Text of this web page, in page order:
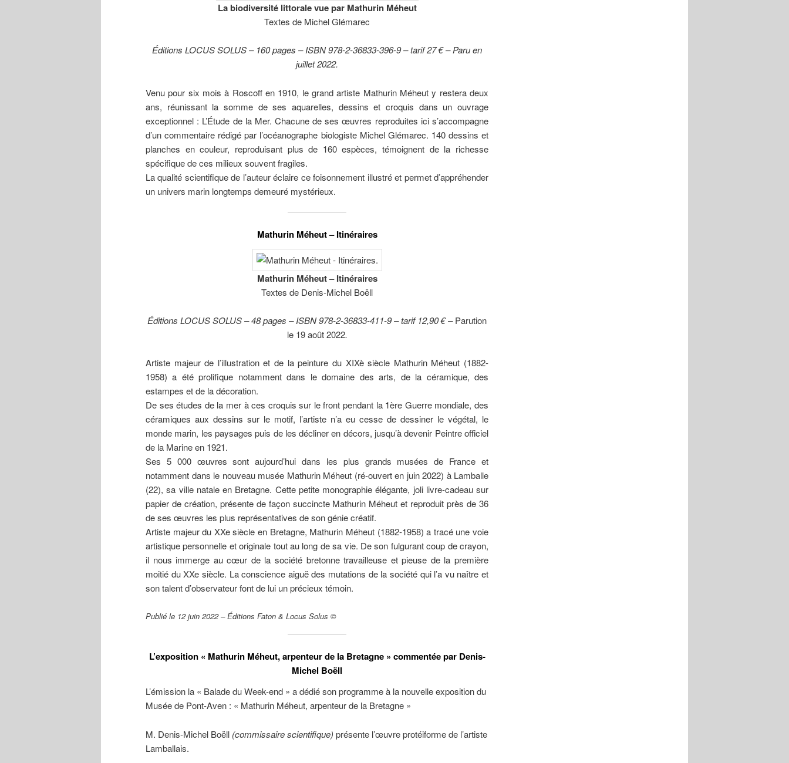
La biodiversité littorale vue par Mathurin Méheut
Textes de Michel Glémarec
Éditions LOCUS SOLUS – 160 pages – ISBN 978-2-36833-396-9 – tarif 27 € – Paru en
juillet 2022.
Venu pour six mois à Roscoff en 1910, le grand artiste Mathurin Méheut y restera deux
ans, réunissant la somme de ses aquarelles, dessins et croquis dans un ouvrage
exceptionnel : L’Étude de la Mer. Chacune de ses œuvres reproduites ici s’accompagne
d’un commentaire rédigé par l’océanographe biologiste Michel Glémarec. 140 dessins et
planches en couleur, reproduisant plus de 160 espèces, témoignent de la richesse
spécifique de ces milieux souvent fragiles.
La qualité scientifique de l’auteur éclaire ce foisonnement illustré et permet d’appréhender
un univers marin longtemps demeuré mystérieux.
Mathurin Méheut – Itinéraires
Mathurin Méheut – Itinéraires
Textes de Denis-Michel Boëll
Éditions LOCUS SOLUS – 48 pages – ISBN 978-2-36833-411-9 – tarif 12,90 € –Parution
le 19 août 2022.
Artiste majeur de l’illustration et de la peinture du XIXè siècle Mathurin Méheut (1882-
1958) a été prolifique notamment dans le domaine des arts, de la céramique, des
estampes et de la décoration.
De ses études de la mer à ces croquis sur le front pendant la 1ère Guerre mondiale, des
céramiques aux dessins sur le motif, l’artiste n’a eu cesse de dessiner le végétal, le
monde marin, les paysages puis de les décliner en décors, jusqu’à devenir Peintre officiel
de la Marine en 1921.
Ses 5 000 œuvres sont aujourd’hui dans les plus grands musées de France et
notamment dans le nouveau musée Mathurin Méheut (ré-ouvert en juin 2022) à Lamballe
(22), sa ville natale en Bretagne. Cette petite monographie élégante, joli livre-cadeau sur
papier de création, présente de façon succincte Mathurin Méheut et reproduit près de 36
de ses œuvres les plus représentatives de son génie créatif.
Artiste majeur du XXe siècle en Bretagne, Mathurin Méheut (1882-1958) a tracé une voie
artistique personnelle et originale tout au long de sa vie. De son fulgurant coup de crayon,
il nous immerge au cœur de la société bretonne travailleuse et pieuse de la première
moitié du XXe siècle. La conscience aiguë des mutations de la société qui l’a vu naître et
son talent d’observateur font de lui un précieux témoin.
Publié le 12 juin 2022 – Éditions Faton & Locus Solus ©
L’exposition « Mathurin Méheut, arpenteur de la Bretagne » commentée par Denis-
Michel Boëll
L’émission la « Balade du Week-end » a dédié son programme à la nouvelle exposition du
Musée de Pont-Aven : « Mathurin Méheut, arpenteur de la Bretagne »
M. Denis-Michel Boëll (commissaire scientifique) présente l’œuvre protéiforme de l’artiste
Lamballais.